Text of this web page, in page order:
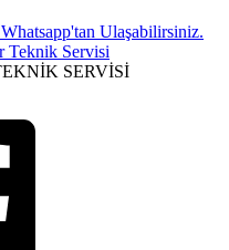
Ulaşabilirsiniz.
SERVİSİ